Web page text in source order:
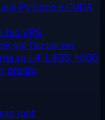
PyTorch e CUDA
tuo VPS
sul tuo server
su L4, L40S, H100
pronto
root